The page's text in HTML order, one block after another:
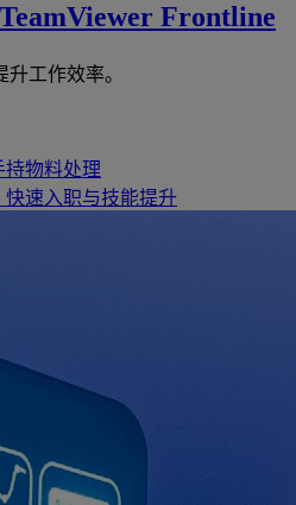
TeamViewer Frontline
工作效率。
持物料处理
快速入职与技能提升